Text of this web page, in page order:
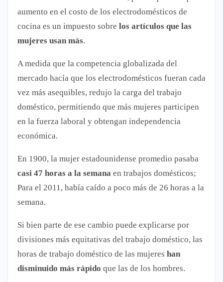
aumento en el costo de los electrodomésticos de
cocina es un impuesto sobre los artículos que las
mujeres usan más.
A medida que la competencia globalizada del
mercado hacía que los electrodomésticos fueran cada
vez más asequibles, redujo la carga del trabajo
doméstico, permitiendo que más mujeres participen
en la fuerza laboral y obtengan independencia
económica.
En 1900, la mujer estadounidense promedio pasaba
casi 47 horas a la semana en trabajos domésticos;
Para el 2011, había caído a poco más de 26 horas a la
semana.
Si bien parte de ese cambio puede explicarse por
divisiones más equitativas del trabajo doméstico, las
horas de trabajo doméstico de las mujeres han
disminuido más rápido que las de los hombres.